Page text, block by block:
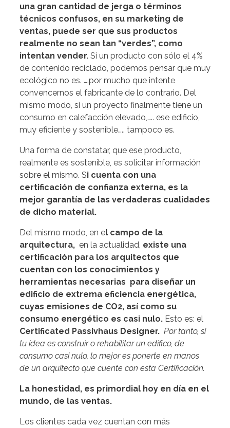
una gran cantidad de jerga o términos
técnicos confusos, en su marketing de
ventas, puede ser que sus productos
realmente no sean tan “verdes”, como
intentan vender. Si un producto con sólo el 4%
de contenido reciclado, podemos pensar que muy
ecológico no es. ….por mucho que intente
convencernos el fabricante de lo contrario. Del
mismo modo, si un proyecto finalmente tiene un
consumo en calefacción elevado,….. ese edificio,
muy eficiente y sostenible….. tampoco es.
Una forma de constatar, que ese producto,
realmente es sostenible, es solicitar información
sobre el mismo. Si cuenta con una
certificación de confianza externa, es la
mejor garantía de las verdaderas cualidades
de dicho material.
Del mismo modo, en el campo de la
arquitectura, en la actualidad, existe una
certificación para los arquitectos que
cuentan con los conocimientos y
herramientas necesarias para diseñar un
edificio de extrema eficiencia energética,
cuyas emisiones de CO2, así como su
consumo energético es casi nulo. Esto es: el
Certificated Passivhaus Designer. Por tanto, si
tu idea es construir o rehabilitar un edifico, de
consumo casi nulo, lo mejor es ponerte en manos
de un arquitecto que cuente con esta Certificación.
La honestidad, es primordial hoy en día en el
mundo, de las ventas.
Los clientes cada vez cuentan con más